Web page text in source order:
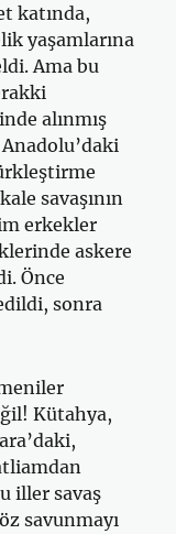
katında,
yaşamlarına
Ama bu
alınmış
savaşının
erkekler
askere
Önce
sonra
Kütahya,
iller savaş
savunmayı